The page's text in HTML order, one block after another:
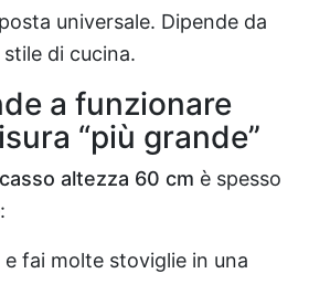
universale. Dipende da
di cucina.
a funzionare
“più grande”
altezza 60 cm è spesso
e fai molte stoviglie in una